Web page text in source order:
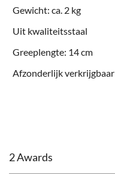
Gewicht: ca. 2 kg
Uit kwaliteitsstaal
Greeplengte: 14 cm
Afzonderlijk verkrijgbaar
2 Awards